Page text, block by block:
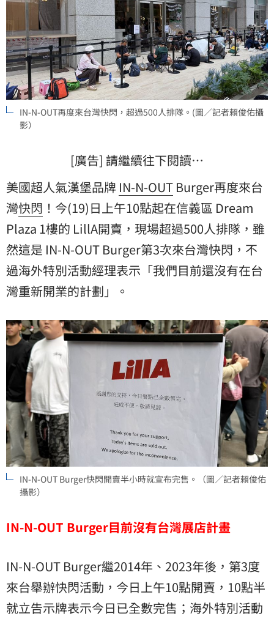
IN-N-OUT再度來台灣快閃，超過500人排隊。(圖／記者賴俊佑攝
影）
[廣告] 請繼續往下閱讀…
美國超人氣漢堡品牌 IN-N-OUT Burger再度來台
灣快閃 ！今(19)日上午10點起在信義區 Dream
Plaza 1樓的 LillA開賣，現場超過500人排隊，雖
然這是 IN-N-OUT Burger第3次來台灣快閃，不
過海外特別活動經理表示「我們目前還沒有在台
灣重新開業的計劃」。
IN-N-OUT Burger快閃開賣半小時就宣布完售。（圖／記者賴俊佑
攝影）
IN-N-OUT Burger目前沒有台灣展店計畫
IN-N-OUT Burger繼2014年、2023年後，第3度
來台舉辦快閃活動，今日上午10點開賣，10點半
就立告示牌表示今日已全數完售；海外特別活動